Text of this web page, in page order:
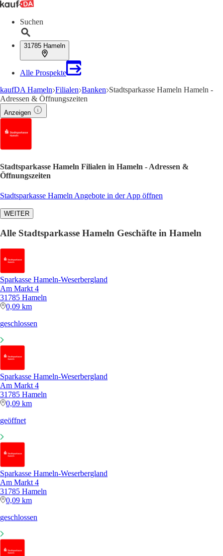
Suchen
31785 Hameln
Alle Prospekte
kaufDA Hameln Filialen Banken Stadtsparkasse Hameln Hameln -
Adressen & Öffnungszeiten
Anzeigen
Stadtsparkasse Hameln Filialen in Hameln - Adressen &
Öffnungszeiten
Stadtsparkasse Hameln Angebote in der App öffnen
WEITER
Alle Stadtsparkasse Hameln Geschäfte in Hameln
Sparkasse Hameln-Weserbergland
Am Markt 4
31785 Hameln
0,09 km
geschlossen
Sparkasse Hameln-Weserbergland
Am Markt 4
31785 Hameln
0,09 km
geöffnet
Sparkasse Hameln-Weserbergland
Am Markt 4
31785 Hameln
0,09 km
geschlossen